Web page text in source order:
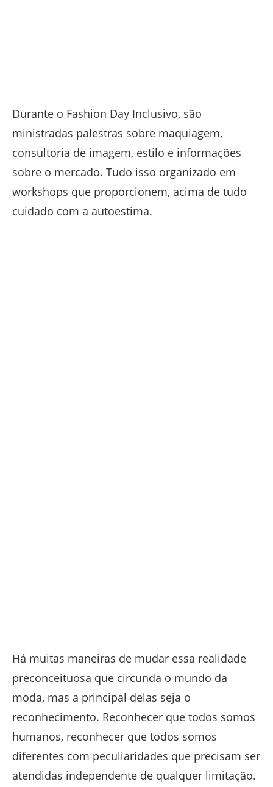
Durante o Fashion Day Inclusivo, são
ministradas palestras sobre maquiagem,
consultoria de imagem, estilo e informações
sobre o mercado. Tudo isso organizado em
workshops que proporcionem, acima de tudo
cuidado com a autoestima.
Há muitas maneiras de mudar essa realidade
preconceituosa que circunda o mundo da
moda, mas a principal delas seja o
reconhecimento. Reconhecer que todos somos
humanos, reconhecer que todos somos
diferentes com peculiaridades que precisam ser
atendidas independente de qualquer limitação.